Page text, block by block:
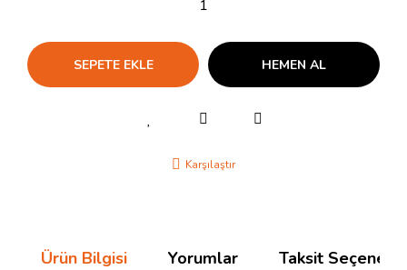
SEPETE EKLE HEMEN AL
Karşılaştır
Ürün Bilgisi Yorumlar Taksit